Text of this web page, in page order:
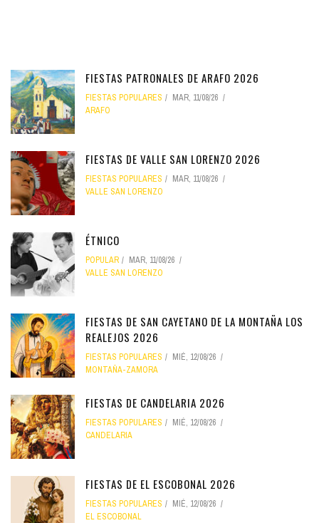
FIESTAS PATRONALES DE ARAFO 2026
FIESTAS POPULARES
MAR, 11/08/26
ARAFO
FIESTAS DE VALLE SAN LORENZO 2026
FIESTAS POPULARES
MAR, 11/08/26
VALLE SAN LORENZO
ÉTNICO
POPULAR
MAR, 11/08/26
VALLE SAN LORENZO
FIESTAS DE SAN CAYETANO DE LA MONTAÑA LOS
REALEJOS 2026
FIESTAS POPULARES
MIÉ, 12/08/26
MONTAÑA-ZAMORA
FIESTAS DE CANDELARIA 2026
FIESTAS POPULARES
MIÉ, 12/08/26
CANDELARIA
FIESTAS DE EL ESCOBONAL 2026
FIESTAS POPULARES
MIÉ, 12/08/26
EL ESCOBONAL